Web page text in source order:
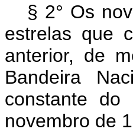
§ 2° Os
estrelas que
anterior, de
Bandeira
constante
novembro